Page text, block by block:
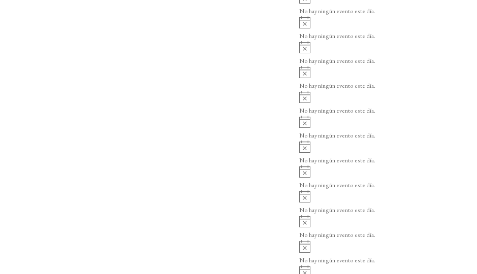
v
i
o
No hay ningún evento este día.
A
v
i
o
No hay ningún evento este día.
v
i
o
No hay ningún evento este día.
v
i
o
No hay ningún evento este día.
v
i
o
No hay ningún evento este día.
v
i
o
No hay ningún evento este día.
v
i
o
No hay ningún evento este día.
v
i
o
No hay ningún evento este día.
v
i
o
No hay ningún evento este día.
v
i
o
No hay ningún evento este día.
A
v
i
No hay ningún evento este día.
A